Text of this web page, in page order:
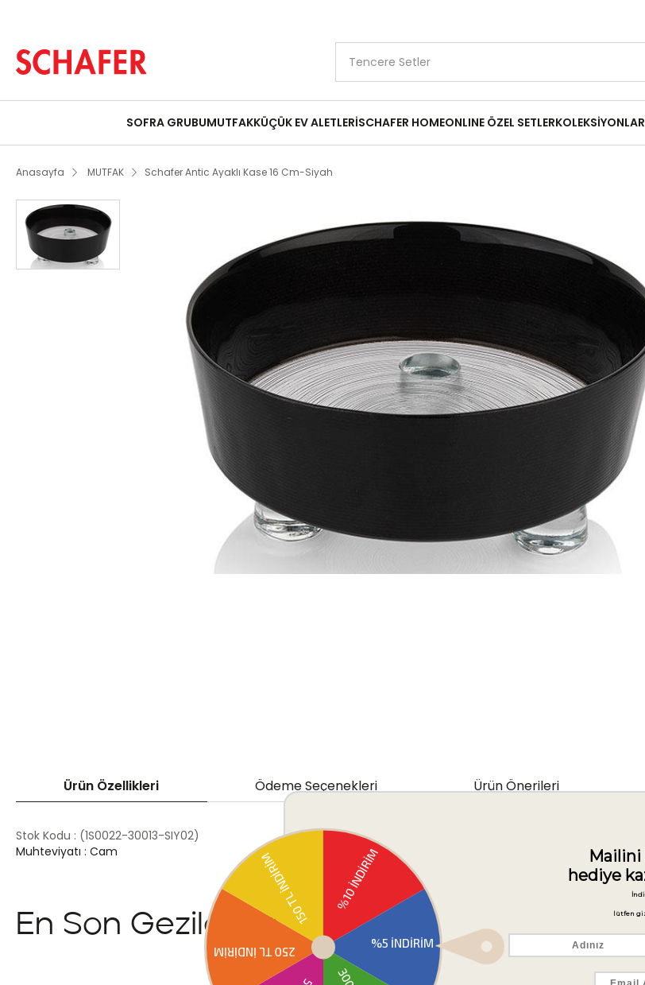
SOFRA GRUBUMUTFAKKÜÇÜK EV ALETLERİSCHAFER HOMEONLINE ÖZEL SETLERKOLEKSİYONLAR
Anasayfa MUTFAK Schafer Antic Ayaklı Kase 16 Cm-Siyah
Ürün Özellikleri Ödeme Seçenekleri Ürün Önerileri
Stok Kodu
(1S0022-30013-SIY02)
Muhteviyatı : Cam
En Son Gezilenler
Schafer Antic Ayaklı Kase 16 Cm-Siyah ₺99,95